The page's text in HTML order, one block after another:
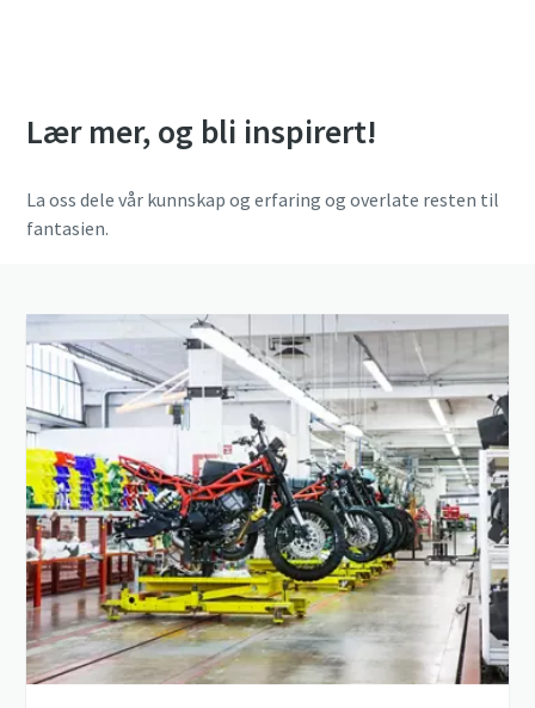
Lær mer, og bli inspirert!
La oss dele vår kunnskap og erfaring og overlate resten til
fantasien.